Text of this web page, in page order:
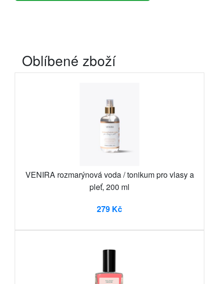
Oblíbené zboží
VENIRA rozmarýnová voda / tonikum pro vlasy a
pleť, 200 ml
279 Kč